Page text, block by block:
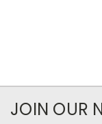
JOIN OUR